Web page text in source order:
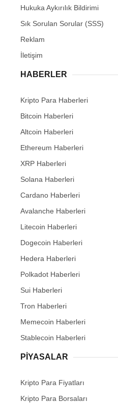
Hukuka Aykırılık Bildirimi
Sık Sorulan Sorular (SSS)
Reklam
İletişim
HABERLER
Kripto Para Haberleri
Bitcoin Haberleri
Altcoin Haberleri
Ethereum Haberleri
XRP Haberleri
Solana Haberleri
Cardano Haberleri
Avalanche Haberleri
Litecoin Haberleri
Dogecoin Haberleri
Hedera Haberleri
Polkadot Haberleri
Sui Haberleri
Tron Haberleri
Memecoin Haberleri
Stablecoin Haberleri
PIYASALAR
Kripto Para Fiyatları
Kripto Para Borsaları